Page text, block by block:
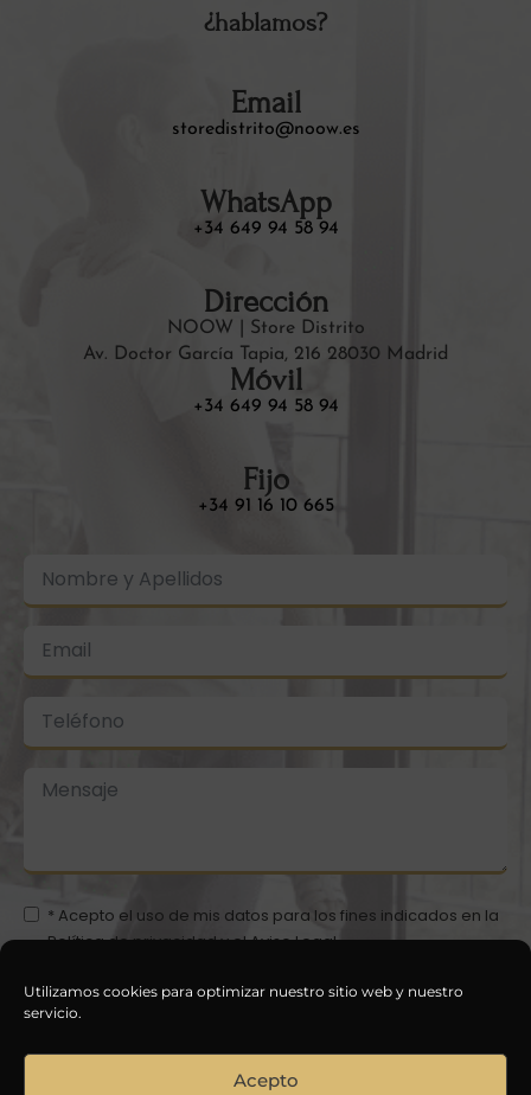
Utilizamos cookies para optimizar nuestro sitio web y nuestro
servicio.
Acepto
¿hablamos?
Email
storedistrito@noow.es
WhatsApp
+34 649 94 58 94
Dirección
NOOW | Store Distrito
Av. Doctor García Tapia, 216 28030 Madrid
Móvil
+34 649 94 58 94
Fijo
+34 91 16 10 665
* Acepto el uso de mis datos para los fines indicados en la
Política de privacidady elAviso Legal